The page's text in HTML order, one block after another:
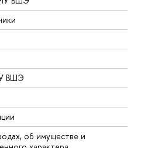
ВШЭ
об имуществе и